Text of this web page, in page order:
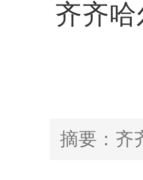
齐齐
摘要：齐